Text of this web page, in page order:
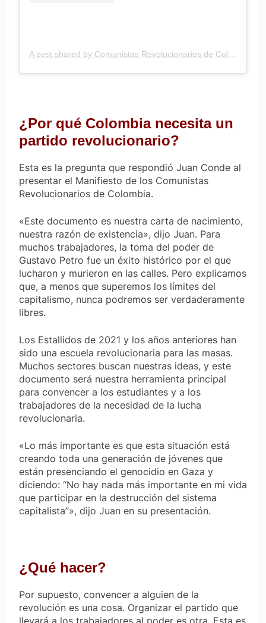
A post shared by Comunistas Revolucionarios de Colombia (@comrevcolombia)
¿Por qué Colombia necesita un
partido revolucionario?
Esta es la pregunta que respondió Juan Conde al
presentar el Manifiesto de los Comunistas
Revolucionarios de Colombia.
«Este documento es nuestra carta de nacimiento,
nuestra razón de existencia», dijo Juan. Para
muchos trabajadores, la toma del poder de
Gustavo Petro fue un éxito histórico por el que
lucharon y murieron en las calles. Pero explicamos
que, a menos que superemos los límites del
capitalismo, nunca podremos ser verdaderamente
libres.
Los Estallidos de 2021 y los años anteriores han
sido una escuela revolucionaria para las masas.
Muchos sectores buscan nuestras ideas, y este
documento será nuestra herramienta principal
para convencer a los estudiantes y a los
trabajadores de la necesidad de la lucha
revolucionaria.
«Lo más importante es que esta situación está
creando toda una generación de jóvenes que
están presenciando el genocidio en Gaza y
diciendo: “No hay nada más importante en mi vida
que participar en la destrucción del sistema
capitalista”», dijo Juan en su presentación.
¿Qué hacer?
Por supuesto, convencer a alguien de la
revolución es una cosa. Organizar el partido que